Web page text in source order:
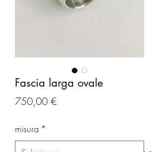
Fascia larga ovale
750,00 €Prezzo
misura *